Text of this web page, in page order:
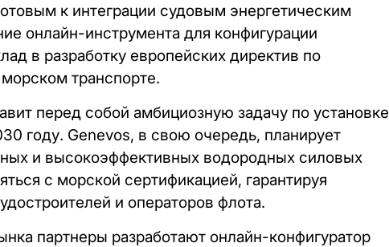
к интеграции судовым энергетическим
онлайн-инструмента для конфигурации
в разработку европейских директив по
транспорте.
перед собой амбициозную задачу по установке
году. Genevos, в свою очередь, планирует
и высокоэффективных водородных силовых
с морской сертификацией, гарантируя
и операторов флота.
партнеры разработают онлайн-конфигуратор